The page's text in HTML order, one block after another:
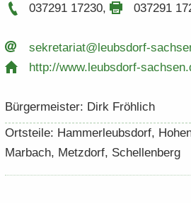
037291 17230, 037291
se­kre­ta­ri­at@leubsdorf-​​
http:/​/​www.​leubsdorf-​​
Bür­ger­meis­ter: Dirk Fröh­lich
Orts­tei­le: Ham­mer­leubs­dorf,
Mar­bach, Metz­dorf, Schel­len­berg